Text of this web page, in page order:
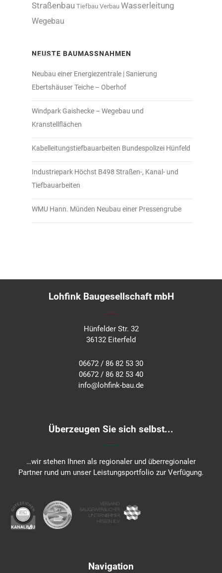
Straßenbau Tiefbau Verbau Wasserleitung
Wegebau
NEUSTE BAUMASSNAHMEN
Neubau einer Energiezentrale | Sanierung
Ebertshäuser Teiche – Oberhof
Windpark Gaishecke – Wegebau und
Kranstellflächen
Kabelleitungstiefbauarbeiten Bundespolizei Hünfeld
Industriepark Höchst B498 Straßen-, Kanal- und
Tiefbauarbeiten
WMU Hann. Münden Neubau einer Pressengrube
Lohfink Baugesellschaft mbH
Hünfelder Str. 32
36132 Eiterfeld
06672 / 86 82 53 30
06672 / 86 82 53 40
info@lohfink-bau.de
Überzeugen Sie sich selbst...
…wir stehen Ihnen als regionaler und überregionaler
Partner rund um unser Leistungsportfolio zur Verfügung.
Navigation